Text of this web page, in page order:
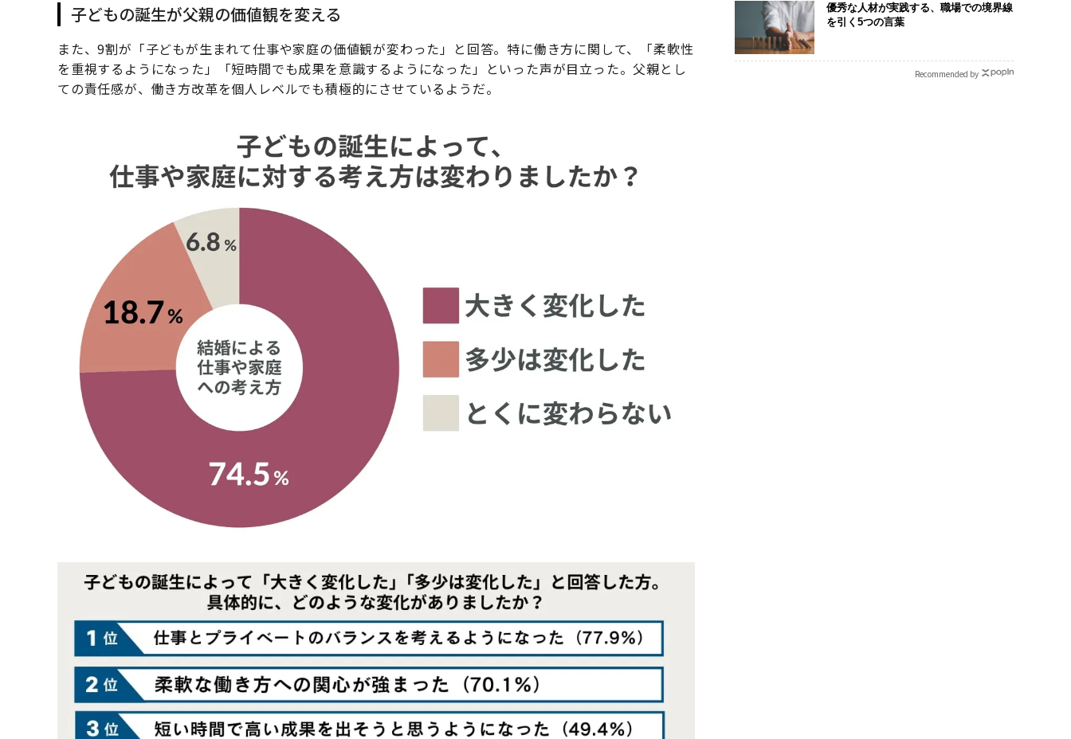
子どもの誕生が父親の価値観を変える
また、9割が「子どもが生まれて仕事や家庭の価値観が変わった」と回答。特に働き方に関して、「柔軟性
を重視するようになった」「短時間でも成果を意識するようになった」といった声が目立った。父親とし
ての責任感が、働き方改革を個人レベルでも積極的にさせているようだ。
優秀な人材が実践する、職場での境界線
を引く5つの言葉
Recommended by